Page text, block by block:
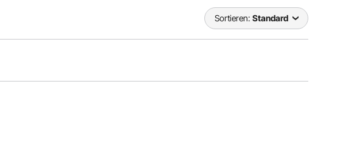
Sortieren: Standard